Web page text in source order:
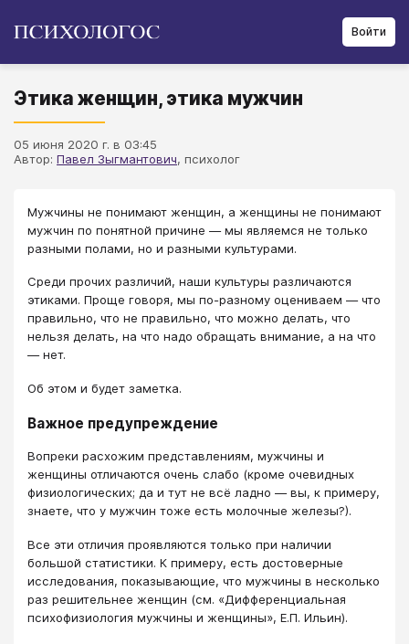
Войти
Этика женщин, этика мужчин
05 июня 2020 г. в 03:45
Автор: Павел Зыгмантович, психолог
Мужчины не понимают женщин, а женщины не понимают
мужчин по понятной причине — мы являемся не только
разными полами, но и разными культурами.
Среди прочих различий, наши культуры различаются
этиками. Проще говоря, мы по-разному оцениваем — что
правильно, что не правильно, что можно делать, что
нельзя делать, на что надо обращать внимание, а на что
— нет.
Об этом и будет заметка.
Важное предупреждение
Вопреки расхожим представлениям, мужчины и
женщины отличаются очень слабо (кроме очевидных
физиологических; да и тут не всё ладно — вы, к примеру,
знаете, что у мужчин тоже есть молочные железы?).
Все эти отличия проявляются только при наличии
большой статистики. К примеру, есть достоверные
исследования, показывающие, что мужчины в несколько
раз решительнее женщин (см. «Дифференциальная
психофизиология мужчины и женщины», Е.П. Ильин).